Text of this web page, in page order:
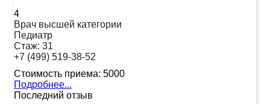
4
Врач высшей категории
Педиатр
Стаж: 31
+7 (499) 519-38-52
Стоимость приема: 5000
Подробнее...
Последний отзыв